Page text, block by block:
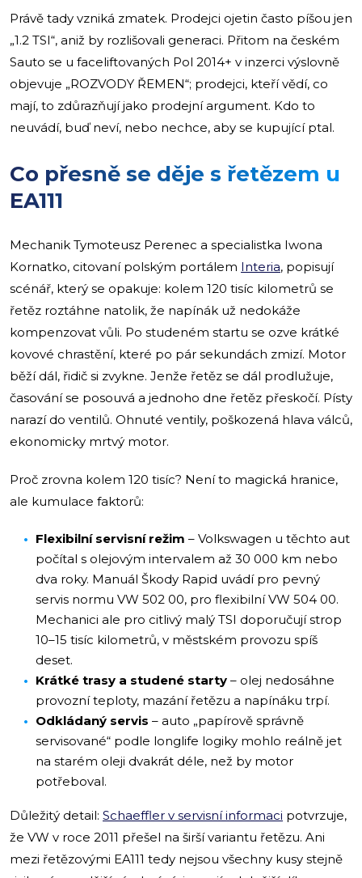
Právě tady vzniká zmatek. Prodejci ojetin často píšou jen
„1.2 TSI“, aniž by rozlišovali generaci. Přitom na českém
Sauto se u faceliftovaných Pol 2014+ v inzerci výslovně
objevuje „ROZVODY ŘEMEN“; prodejci, kteří vědí, co
mají, to zdůrazňují jako prodejní argument. Kdo to
neuvádí, buď neví, nebo nechce, aby se kupující ptal.
Co přesně se děje s řetězem u
EA111
Mechanik Tymoteusz Perenec a specialistka Iwona
Kornatko, citovaní polským portálem Interia, popisují
scénář, který se opakuje: kolem 120 tisíc kilometrů se
řetěz roztáhne natolik, že napínák už nedokáže
kompenzovat vůli. Po studeném startu se ozve krátké
kovové chrastění, které po pár sekundách zmizí. Motor
běží dál, řidič si zvykne. Jenže řetěz se dál prodlužuje,
časování se posouvá a jednoho dne řetěz přeskočí. Písty
narazí do ventilů. Ohnuté ventily, poškozená hlava válců,
ekonomicky mrtvý motor.
Proč zrovna kolem 120 tisíc? Není to magická hranice,
ale kumulace faktorů:
Flexibilní servisní režim – Volkswagen u těchto aut
počítal s olejovým intervalem až 30 000 km nebo
dva roky. Manuál Škody Rapid uvádí pro pevný
servis normu VW 502 00, pro flexibilní VW 504 00.
Mechanici ale pro citlivý malý TSI doporučují strop
10–15 tisíc kilometrů, v městském provozu spíš
deset.
Krátké trasy a studené starty – olej nedosáhne
provozní teploty, mazání řetězu a napínáku trpí.
Odkládaný servis – auto „papírově správně
servisované“ podle longlife logiky mohlo reálně jet
na starém oleji dvakrát déle, než by motor
potřeboval.
Důležitý detail: Schaeffler v servisní informaci potvrzuje,
že VW v roce 2011 přešel na širší variantu řetězu. Ani
mezi řetězovými EA111 tedy nejsou všechny kusy stejně